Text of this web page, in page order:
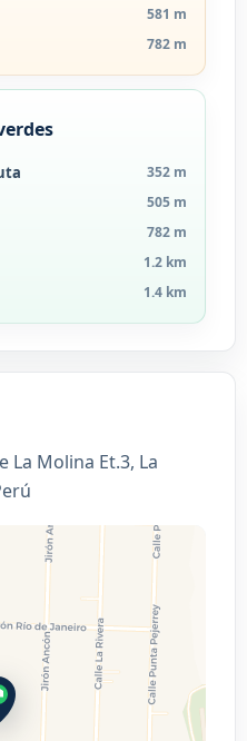
581 m
782 m
352 m
505 m
782 m
1.2 km
1.4 km
La Molina Et.3, La